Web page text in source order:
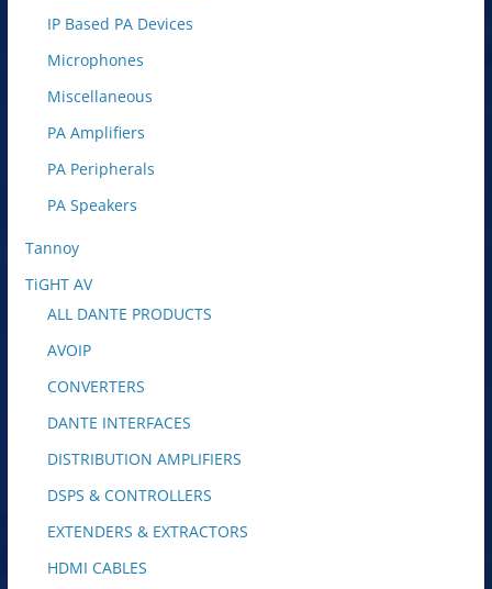
IP Based PA Devices
Microphones
Miscellaneous
PA Amplifiers
PA Peripherals
PA Speakers
Tannoy
TiGHT AV
ALL DANTE PRODUCTS
AVOIP
CONVERTERS
DANTE INTERFACES
DISTRIBUTION AMPLIFIERS
DSPS & CONTROLLERS
EXTENDERS & EXTRACTORS
HDMI CABLES